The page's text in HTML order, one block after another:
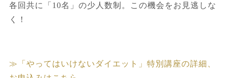
各回共に「10名」の少人数制。この機会をお見逃しな
く！
≫「やってはいけないダイエット」特別講座の詳細、